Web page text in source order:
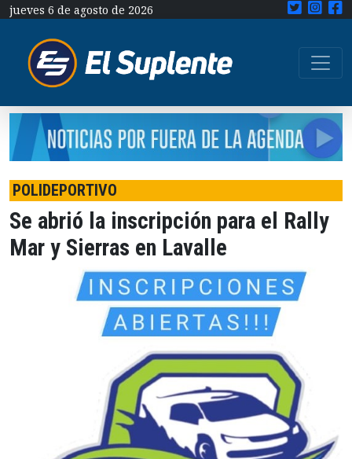
jueves 6 de agosto de 2026
POLIDEPORTIVO
Se abrió la inscripción para el Rally
Mar y Sierras en Lavalle